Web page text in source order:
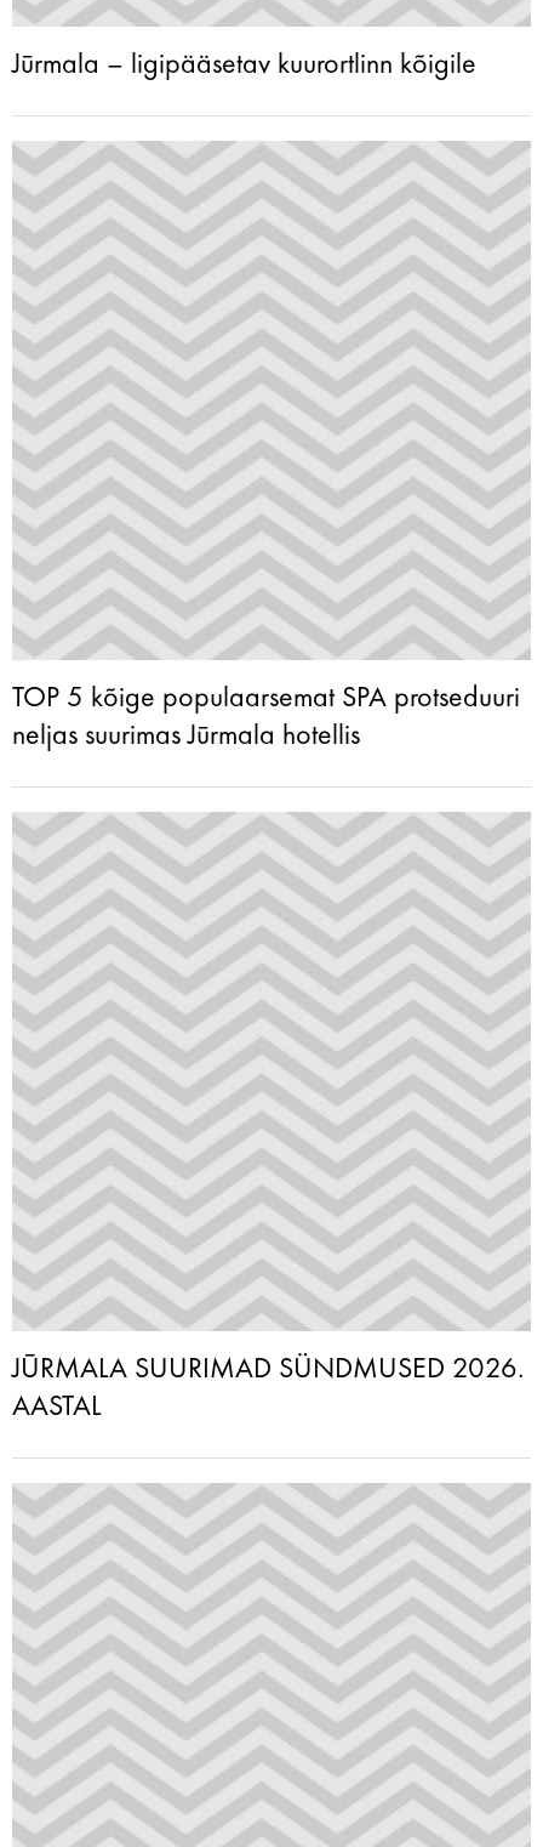
Jūrmala – ligipääsetav kuurortlinn kõigile
TOP 5 kõige populaarsemat SPA protseduuri
neljas suurimas Jūrmala hotellis
JŪRMALA SUURIMAD SÜNDMUSED 2026.
AASTAL